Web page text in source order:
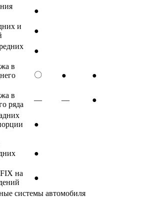
●
и
●
●
в
〇 ● ●
в
ряда
— —
●
●
●
на
●
системы автомобиля